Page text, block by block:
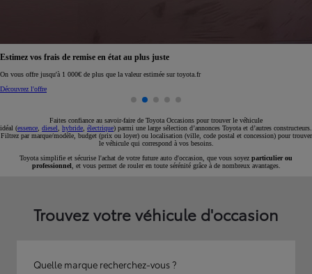
Réservez en ligne votre occasion pour 1€ seulement
Réservez en ligne
Faites confiance au savoir-faire de Toyota Occasions pour trouver le véhicule
idéal (essence diesel hybride électrique) parmi une large sélection d’annonces Toyota et d’autres constructeurs.
Filtrez par marque/modèle, budget (prix ou loyer) ou localisation (ville, code postal et concession) pour trouver
le véhicule qui correspond à vos besoins.
Toyota simplifie et sécurise l'achat de votre future auto d'occasion, que vous soyez particulier ou
professionnel , et vous permet de rouler en toute sérénité grâce à de nombreux avantages.
Trouvez votre véhicule d'occasion
Quelle marque recherchez-vous ?